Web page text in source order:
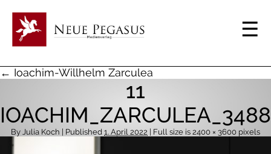
← Ioachim-Willhelm Zarculea
11
By Julia Koch | Published 1. April 2022 | Full size is 2400 × 3600 pixels